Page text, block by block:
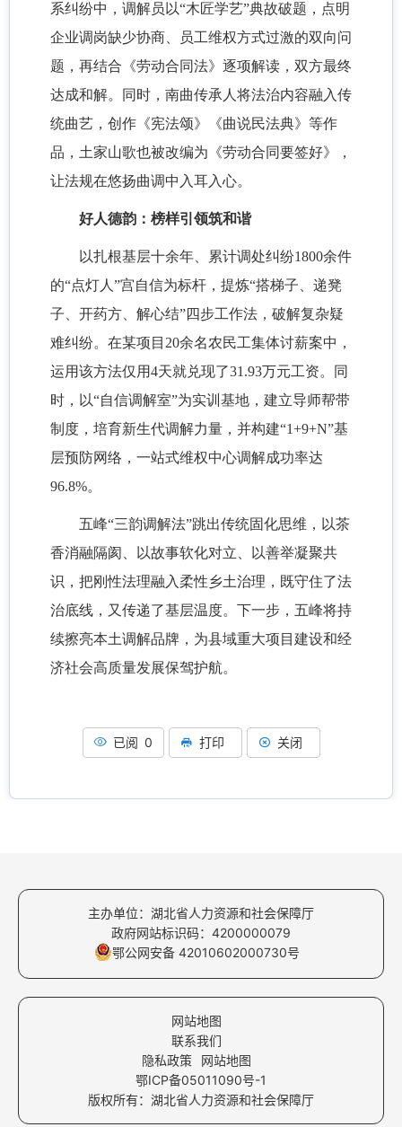
系纠纷中，调解员以“木匠学艺”典故破题，点明
企业调岗缺少协商、员工维权方式过激的双向问
题，再结合《劳动合同法》逐项解读，双方最终
达成和解。同时，南曲传承人将法治内容融入传
统曲艺，创作《宪法颂》《曲说民法典》等作
品，土家山歌也被改编为《劳动合同要签好》，
让法规在悠扬曲调中入耳入心。
好人德韵：榜样引领筑和谐
以扎根基层十余年、累计调处纠纷1800余件
的“点灯人”宫自信为标杆，提炼“搭梯子、递凳
子、开药方、解心结”四步工作法，破解复杂疑
难纠纷。在某项目20余名农民工集体讨薪案中，
运用该方法仅用4天就兑现了31.93万元工资。同
时，以“自信调解室”为实训基地，建立导师帮带
制度，培育新生代调解力量，并构建“1+9+N”基
层预防网络，一站式维权中心调解成功率达
96.8%。
五峰“三韵调解法”跳出传统固化思维，以茶
香消融隔阂、以故事软化对立、以善举凝聚共
识，把刚性法理融入柔性乡土治理，既守住了法
治底线，又传递了基层温度。下一步，五峰将持
续擦亮本土调解品牌，为县域重大项目建设和经
济社会高质量发展保驾护航。
已阅 0 打印 关闭
主办单位：湖北省人力资源和社会保障厅
政府网站标识码：4200000079
鄂公网安备 42010602000730号
网站地图
联系我们
隐私政策
网站地图
鄂ICP备05011090号-1
版权所有：湖北省人力资源和社会保障厅